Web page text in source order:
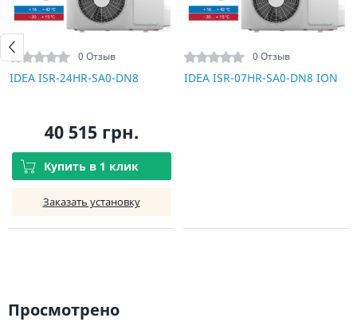
0 Отзыв
IDEA ISR-24HR-SA0-DN8
40 515 грн.
Купить в 1 клик
Заказать установку
0 Отзыв
IDEA ISR-07HR-SA0-DN8 ION
Просмотрено